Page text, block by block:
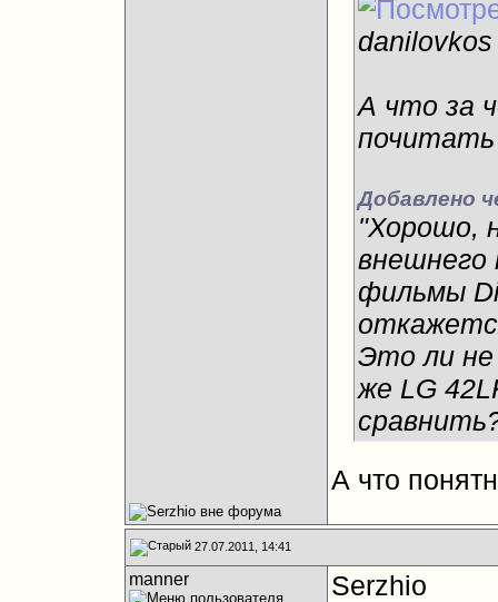
danilovkos
А что за
почитать
Добавлено
"Хорошо,
внешнего
фильмы
Это ли не
же LG
А что
27.07.2011, 14:41
manner Serzhio